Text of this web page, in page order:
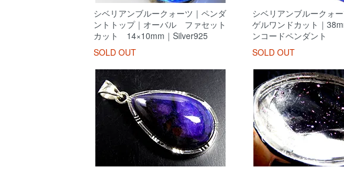
シベリアンブルークォーツ｜ペンダ
ントトップ｜オーバル ファセット
カット 14×10mm｜Silver925
SOLD OUT
シベリアンブルークォ
ゲルワンドカット｜
ンコードペンダント
SOLD OUT